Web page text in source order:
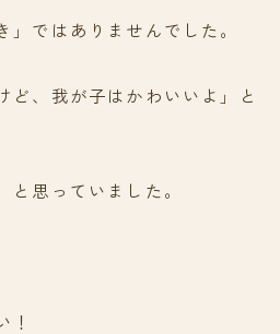
ではありませんでした。
ど、我が子はかわいいよ」と
と思っていました。
！